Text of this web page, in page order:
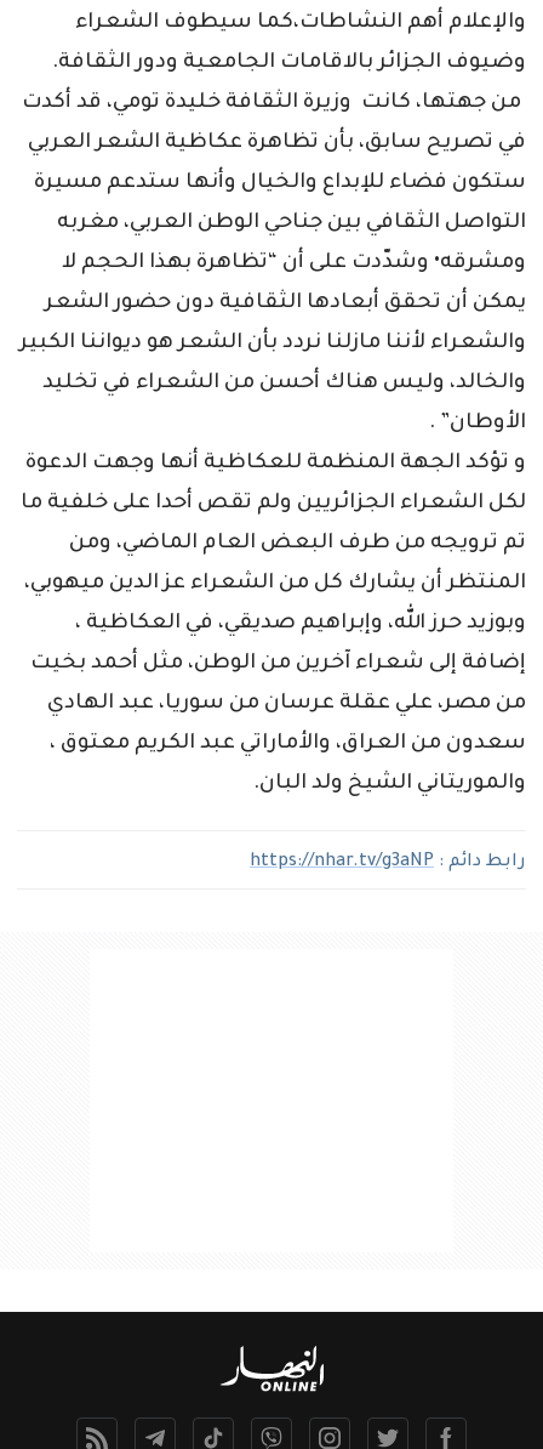
والإعلام أهم النشاطات،كما سيطوف الشعراء
وضيوف الجزائر بالاقامات الجامعية ودور الثقافة.
من جهتها، كانت وزيرة الثقافة خليدة تومي، قد أكدت
في تصريح سابق، بأن تظاهرة عكاظية الشعر العربي
ستكون فضاء للإبداع والخيال وأنها ستدعم مسيرة
التواصل الثقافي بين جناحي الوطن العربي، مغربه
ومشرقه• وشدّدت على أن “تظاهرة بهذا الحجم لا
يمكن أن تحقق أبعادها الثقافية دون حضور الشعر
والشعراء لأننا مازلنا نردد بأن الشعر هو ديواننا الكبير
والخالد، وليس هناك أحسن من الشعراء في تخليد
الأوطان” .
و تؤكد الجهة المنظمة للعكاظية أنها وجهت الدعوة
لكل الشعراء الجزائريين ولم تقص أحدا على خلفية ما
تم ترويجه من طرف البعض العام الماضي، ومن
المنتظر أن يشارك كل من الشعراء عز الدين ميهوبي،
وبوزيد حرز الله، وإبراهيم صديقي، في العكاظية ،
إضافة إلى شعراء آخرين من الوطن، مثل أحمد بخيت
من مصر، علي عقلة عرسان من سوريا، عبد الهادي
سعدون من العراق، والأماراتي عبد الكريم معتوق ،
والموريتاني الشيخ ولد البان.
رابط دائم : https://nhar.tv/g3aNP